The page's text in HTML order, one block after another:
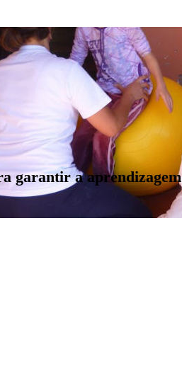
garantir a aprendizagem